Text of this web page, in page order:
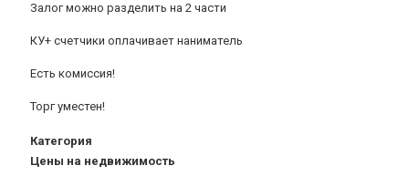
Залог можно разделить на 2 части
КУ+ счетчики оплачивает наниматель
Есть комиссия!
Торг уместен!
Категория
Цены на недвижимость